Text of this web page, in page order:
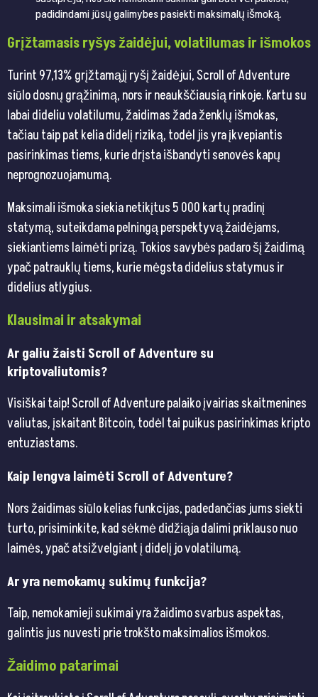
padidindami jūsų galimybes pasiekti maksimalų išmoką.
Grįžtamasis ryšys žaidėjui, volatilumas ir išmokos
Turint 97,13% grįžtamąjį ryšį žaidėjui, Scroll of Adventure
siūlo dosnų grąžinimą, nors ir neaukščiausią rinkoje. Kartu su
labai dideliu volatilumu, žaidimas žada ženklų išmokas,
tačiau taip pat kelia didelį riziką, todėl jis yra įkvepiantis
pasirinkimas tiems, kurie drįsta išbandyti senovės kapų
neprognozuojamumą.
Maksimali išmoka siekia netikįtus 5 000 kartų pradinį
statymą, suteikdama pelningą perspektyvą žaidėjams,
siekiantiems laimėti prizą. Tokios savybės padaro šį žaidimą
ypač patrauklų tiems, kurie mėgsta didelius statymus ir
didelius atlygius.
Klausimai ir atsakymai
Ar galiu žaisti Scroll of Adventure su
kriptovaliutomis?
Visiškai taip! Scroll of Adventure palaiko įvairias skaitmenines
valiutas, įskaitant Bitcoin, todėl tai puikus pasirinkimas kripto
entuziastams.
Kaip lengva laimėti Scroll of Adventure?
Nors žaidimas siūlo kelias funkcijas, padedančias jums siekti
turto, prisiminkite, kad sėkmė didžiąja dalimi priklauso nuo
laimės, ypač atsižvelgiant į didelį jo volatilumą.
Ar yra nemokamų sukimų funkcija?
Taip, nemokamieji sukimai yra žaidimo svarbus aspektas,
galintis jus nuvesti prie trokšto maksimalios išmokos.
Žaidimo patarimai